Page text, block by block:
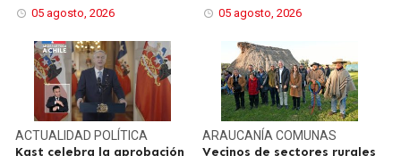
05 agosto, 2026 05 agosto, 2026
ACTUALIDAD POLÍTICA
Kast celebra la aprobación
ARAUCANÍA COMUNAS
Vecinos de sectores rurales